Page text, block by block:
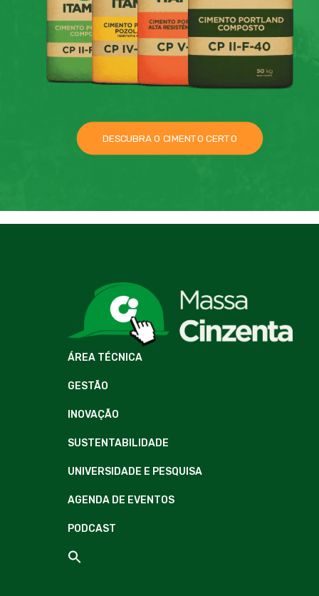
DESCUBRA O CIMENTO CERTO
ÁREA TÉCNICA
GESTÃO
INOVAÇÃO
SUSTENTABILIDADE
UNIVERSIDADE E PESQUISA
AGENDA DE EVENTOS
PODCAST